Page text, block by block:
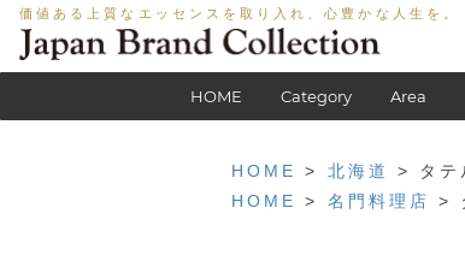
価値ある上質なエッセンスを取り入れ、心豊かな人生を。
HOME Category Area
HOME > 北海道
> タテ
HOME
> 名門料理店 >